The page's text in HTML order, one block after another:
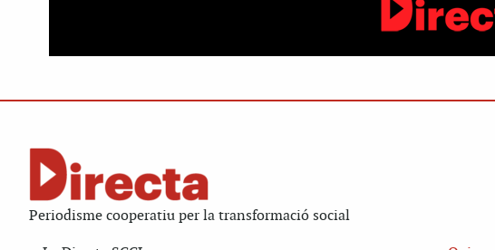
Periodisme cooperatiu per la transformació social